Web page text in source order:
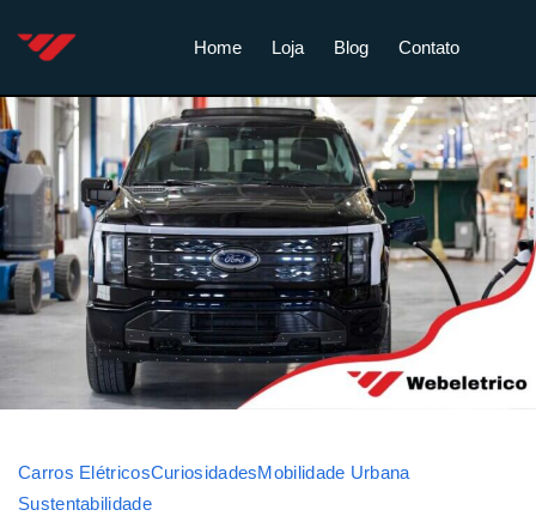
Home Loja Blog Contato
Carros ElétricosCuriosidadesMobilidade Urbana
Sustentabilidade